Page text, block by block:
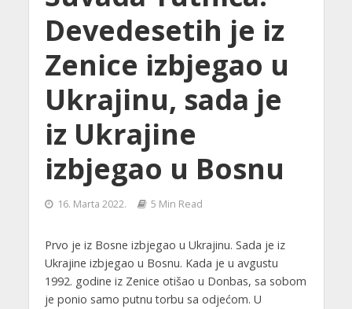
Devedesetih je iz
Zenice izbjegao u
Ukrajinu, sada je
iz Ukrajine
izbjegao u Bosnu
16. Marta 2022. 5 Min Read
Prvo je iz Bosne izbjegao u Ukrajinu. Sada je iz
Ukrajine izbjegao u Bosnu. Kada je u avgustu
1992. godine iz Zenice otišao u Donbas, sa sobom
je ponio samo putnu torbu sa odjećom. U